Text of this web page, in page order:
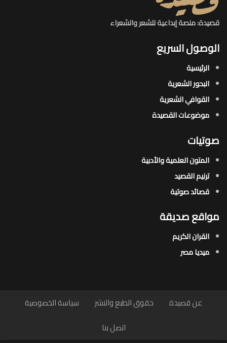
قصيدة: منصة إبداعية للشعر والشعراء
الوصول السريع
الرئيسية
البحور الشعرية​
القوافي الشعرية​
موضوعات القصيدة​
صوتيات
المتون العلمية والأدبية
ترنيم القصيد
قصائد صوتية
مواقع صديقة
القران الكريم
ميديا مصر
عن قصيدة حقوق الطبع والنشر
سياسة الخصوصية
اتصل بنا